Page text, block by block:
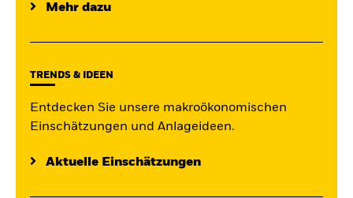
Mehr dazu
TRENDS & IDEEN
Entdecken Sie unsere makroökonomischen
Einschätzungen und Anlageideen.
Aktuelle Einschätzungen